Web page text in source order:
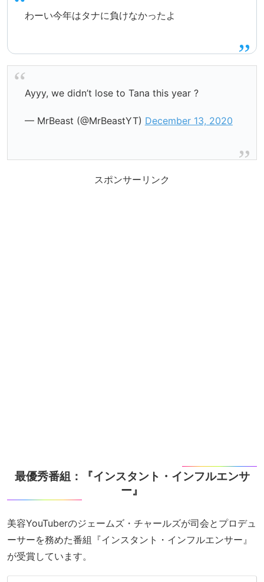
わーい今年はタナに負けなかったよ
Ayyy, we didn’t lose to Tana this year ?
— MrBeast (@MrBeastYT) December 13, 2020
スポンサーリンク
最優秀番組：『インスタント・インフルエンサ
ー』
美容YouTuberのジェームズ・チャールズが司会とプロデュ
ーサーを務めた番組『インスタント・インフルエンサー』
が受賞しています。